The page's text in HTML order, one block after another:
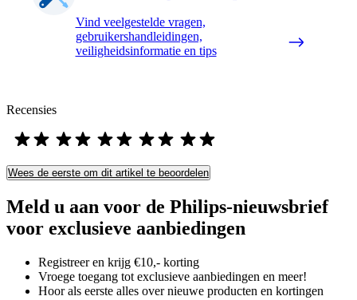
Vind veelgestelde vragen,
gebruikershandleidingen,
veiligheidsinformatie en tips
Recensies
Wees de eerste om dit artikel te beoordelen
Meld u aan voor de Philips-nieuwsbrief
voor exclusieve aanbiedingen
Registreer en krijg €10,- korting
Vroege toegang tot exclusieve aanbiedingen en meer!
Hoor als eerste alles over nieuwe producten en kortingen